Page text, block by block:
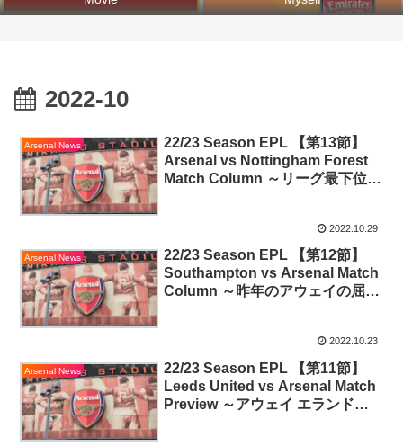
2022-10
Arsenal News
22/23 Season EPL 【第13節】
Arsenal vs Nottingham Forest
Match Column ～リーグ最下位と
2022.10.29
Arsenal News
22/23 Season EPL 【第12節】
Southampton vs Arsenal Match
Column ～昨年のアウェイの屈辱
2022.10.23
Arsenal News
22/23 Season EPL 【第11節】
Leeds United vs Arsenal Match
Preview ～アウェイ エランド・